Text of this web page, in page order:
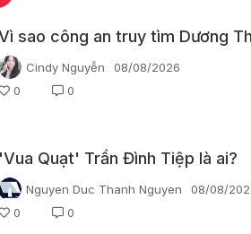
sao công an truy tìm Dương
Cindy Nguyễn
08/08/2026
0
0
'Vua Quạt' Trần Đình Tiệp là ai?
Nguyen Duc Thanh Nguyen
08/08/
0
0